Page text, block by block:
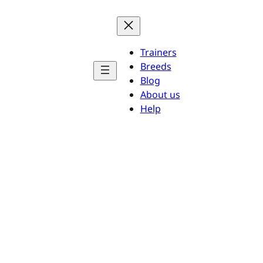
Trainers
Breeds
Blog
About us
Help